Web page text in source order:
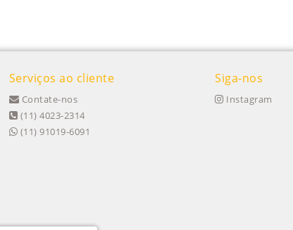
Serviços ao cliente
Contate-nos
(11) 4023-2314
(11) 91019-6091
Siga-nos
Instagram